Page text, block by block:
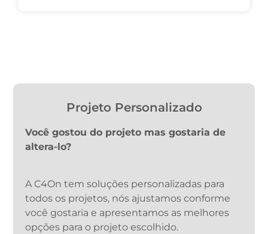
Projeto Personalizado
Você gostou do projeto mas gostaria de
altera-lo?
A C4On tem soluções personalizadas para
todos os projetos, nós ajustamos conforme
você gostaria e apresentamos as melhores
opções para o projeto escolhido.